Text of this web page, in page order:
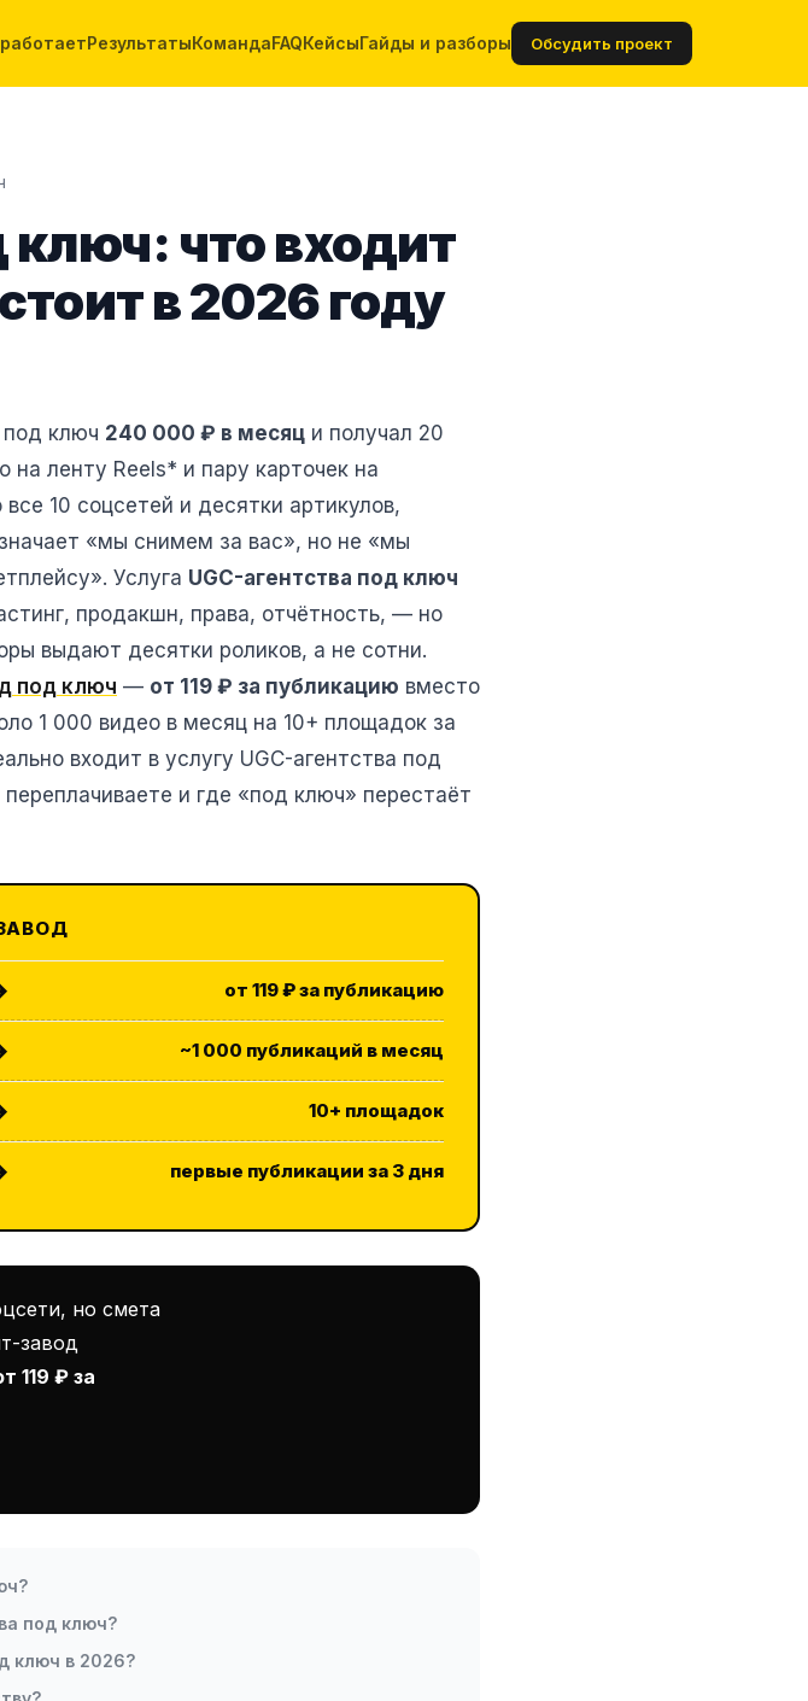
РезультатыКомандаFAQКейсыГайды и разборы Обсудить проект
ключ: что входит
в 2026 году
под ключ 240 000 ₽ в месяц и получал 20
ленту Reels* и пару карточек на
10 соцсетей и десятки артикулов,
«мы снимем за вас», но не «мы
Услуга UGC-агентства под ключ
продакшн, права, отчётность, — но
выдают десятки роликов, а не сотни.
под ключ — от 119 ₽ за публикацию вместо
1 000 видео в месяц на 10+ площадок за
входит в услугу UGC-агентства под
и где «под ключ» перестаёт
от 119 ₽ за публикацию
~1 000 публикаций в месяц
10+ площадок
первые публикации за 3 дня
но смета
завод
119 ₽ за
под ключ?
ключ в 2026?